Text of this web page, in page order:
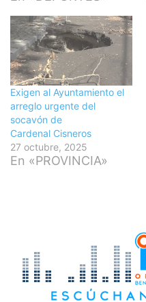
Exigen al Ayuntamiento el
arreglo urgente del
socavón de
Cardenal Cisneros
27 octubre, 2025
En «PROVINCIA»